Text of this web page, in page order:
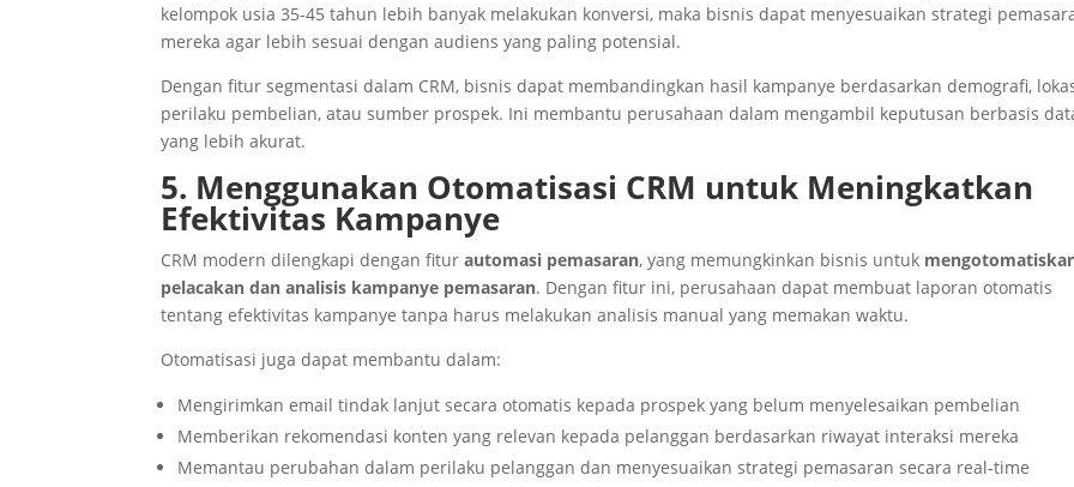
kelompok usia 35-45 tahun lebih banyak melakukan konversi, maka bisnis dapat menyesuaikan strategi
mereka agar lebih sesuai dengan audiens yang paling potensial.
Dengan fitur segmentasi dalam CRM, bisnis dapat membandingkan hasil kampanye berdasarkan demografi,
perilaku pembelian, atau sumber prospek. Ini membantu perusahaan dalam mengambil keputusan berbasis
yang lebih akurat.
5. Menggunakan Otomatisasi CRM untuk Meningkatkan
Efektivitas Kampanye
CRM modern dilengkapi dengan fiturautomasi pemasaran, yang memungkinkan bisnis untuk
pelacakan dan analisis kampanye pemasaran. Dengan fitur ini, perusahaan dapat membuat laporan otomatis
tentang efektivitas kampanye tanpa harus melakukan analisis manual yang memakan waktu.
Otomatisasi juga dapat membantu dalam:
Mengirimkan email tindak lanjut secara otomatis kepada prospek yang belum menyelesaikan pembelian
Memberikan rekomendasi konten yang relevan kepada pelanggan berdasarkan riwayat interaksi mereka
Memantau perubahan dalam perilaku pelanggan dan menyesuaikan strategi pemasaran secara real-time